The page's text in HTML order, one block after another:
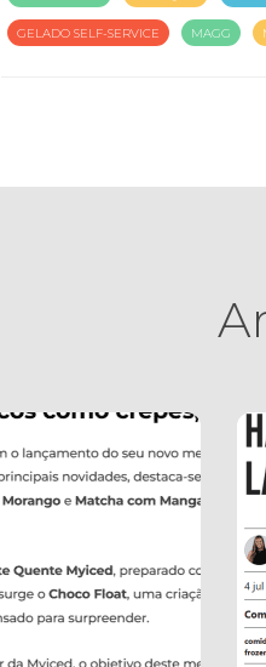
GELADO SELF-SERVICE MAGG